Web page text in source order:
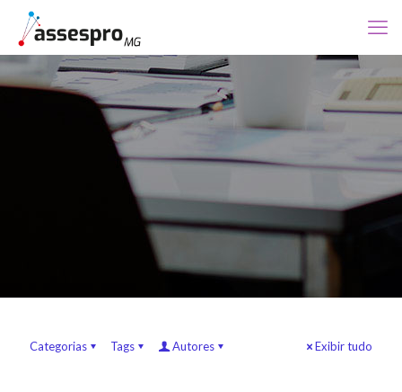
Categorias Tags Autores Exibir tudo